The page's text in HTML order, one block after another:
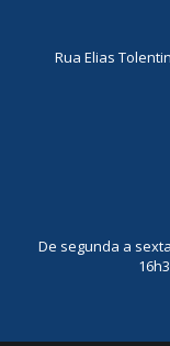
Rua Elias
De segunda a